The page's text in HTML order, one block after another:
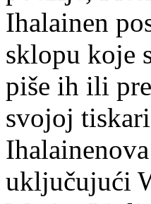
Ihalainen
sklopu koje
piše ih ili
svojoj
uključujući